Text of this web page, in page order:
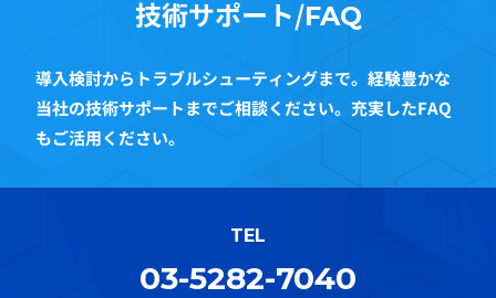
技術サポート/FAQ
導入検討からトラブルシューティングまで。経験豊かな
当社の技術サポートまでご相談ください。充実したFAQ
もご活用ください。
TEL
03-5282-7040